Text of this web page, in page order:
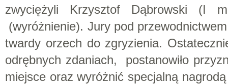
zwyciężyli Krzysztof Dąbrowski (I
(wyróżnienie). Jury pod
twardy orzech do zgryzienia.
odrębnych zdaniach, postanowiło
miejsce oraz wyróżnić specjalną